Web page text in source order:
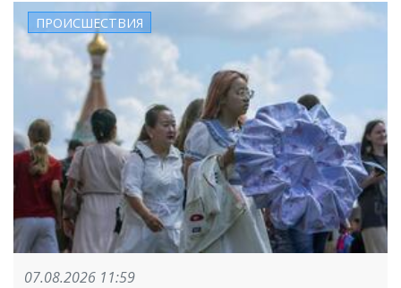
ПРОИСШЕСТВИЯ
07.08.2026 11:59